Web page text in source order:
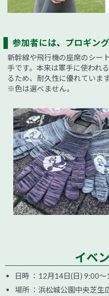
参加者には、プロギン
新幹線や飛行機の座席のシー
手です。本来は軍手に使われ
るため、耐久性に優れています
※色は選べません。
イベ
日時 ：12月14日(日) 9:00
場所 ：浜松城公園中央芝生